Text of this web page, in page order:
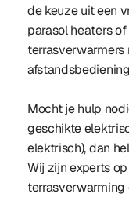
de keuze uit een
parasol heaters
Mocht je hulp
geschikte
elektrisch), dan
Wij zijn experts
terrasverwarming